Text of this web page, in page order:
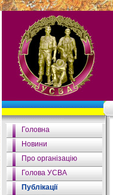
Головна
Новини
Про організацію
Голова УСВА
Публікації